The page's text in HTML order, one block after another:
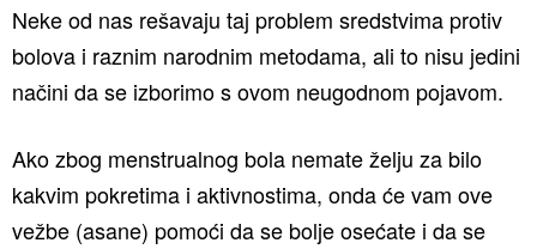
Neke od nas rešavaju taj problem sredstvima protiv
bolova i raznim narodnim metodama, ali to nisu jedini
načini da se izborimo s ovom neugodnom pojavom.
Ako zbog menstrualnog bola nemate želju za bilo
kakvim pokretima i aktivnostima, onda će vam ove
vežbe (asane) pomoći da se bolje osećate i da se